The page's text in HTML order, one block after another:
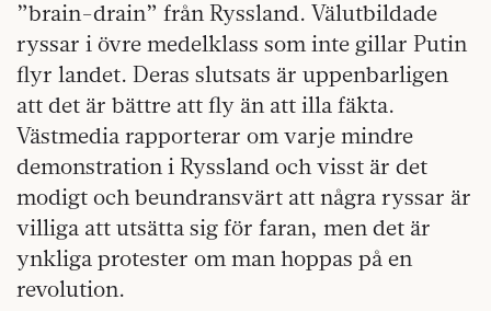
”brain-drain” från Ryssland. Välutbildade
ryssar i övre medelklass som inte gillar Putin
flyr landet. Deras slutsats är uppenbarligen
att det är bättre att fly än att illa fäkta.
Västmedia rapporterar om varje mindre
demonstration i Ryssland och visst är det
modigt och beundransvärt att några ryssar är
villiga att utsätta sig för faran, men det är
ynkliga protester om man hoppas på en
revolution.